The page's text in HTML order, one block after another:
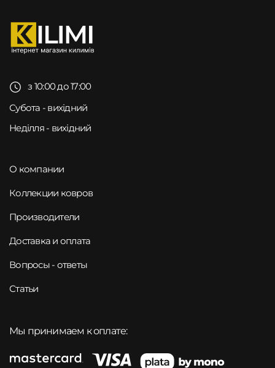
з 10:00 до 17:00
Субота - вихідний
Неділля - вихідний
О компании
Коллекции ковров
Производители
Доставка и оплата
Вопросы - ответы
Статьи
Мы принимаем к оплате: